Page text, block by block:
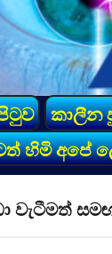
කාලීන
හිමි අපේ
වැටීමත්